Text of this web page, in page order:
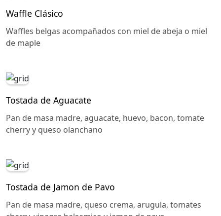
Waffle Clásico
Waffles belgas acompañados con miel de abeja o miel
de maple
Tostada de Aguacate
Pan de masa madre, aguacate, huevo, bacon, tomate
cherry y queso olanchano
Tostada de Jamon de Pavo
Pan de masa madre, queso crema, arugula, tomates